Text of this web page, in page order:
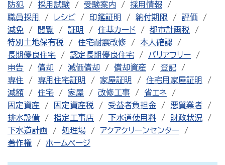
防犯
採用試験 受験案内
採用情報
職員採用
レシピ 印鑑証明 納付期限
評価
減免
閲覧 証明 住基カード
都市計画税
特別土地保有税
住宅耐震改修
本人確認
長期優良住宅
認定長期優良住宅
バリアフリー
申告
償却 減価償却 償却資産
登記
専住
専用住宅証明 家屋証明
住宅用家屋証明
減額
住宅 家屋 改修工事
省エネ
固定資産
固定資産税 受益者負担金
悪質業者
排水設備
指定工事店 下水道使用料
財政状況
下水道計画
処理場
アクアクリーンセンター
著作権
ホームページ